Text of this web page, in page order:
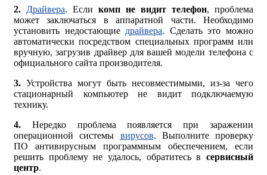
2. Драйвера. Если комп не видит телефон, проблема
может заключаться в аппаратной части. Необходимо
установить недостающие драйвера. Сделать это можно
автоматически посредством специальных программ или
вручную, загрузив драйвер для вашей модели телефона с
официального сайта производителя.
3. Устройства могут быть несовместимыми, из-за чего
стационарный компьютер не видит подключаемую
технику.
4. Нередко проблема появляется при заражении
операционной системы вирусов. Выполните проверку
ПО антивирусным программным обеспечением, если
решить проблему не удалось, обратитесь в сервисный
центр.